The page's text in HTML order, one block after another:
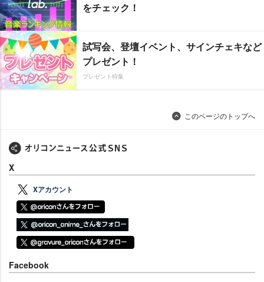
をチェック！
試写会、登壇イベント、サインチェキなど
プレゼント！
プレゼント特集
このページのトップへ
X
Xアカウント
Facebook